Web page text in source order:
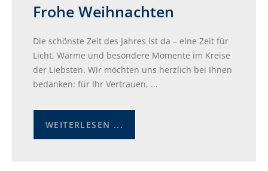
Frohe Weihnachten
Die schönste Zeit des Jahres ist da – eine Zeit für
Licht, Wärme und besondere Momente im Kreise
der Liebsten. Wir möchten uns herzlich bei Ihnen
bedanken: für Ihr Vertrauen, ...
WEITERLESEN ...